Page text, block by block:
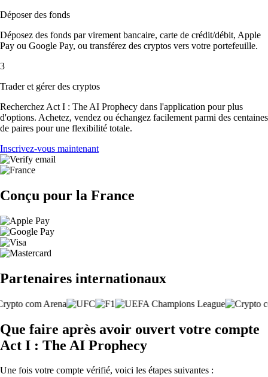
Déposer des fonds
Déposez des fonds par virement bancaire, carte de crédit/débit, Apple
Pay ou Google Pay, ou transférez des cryptos vers votre portefeuille.
3
Trader et gérer des cryptos
Recherchez Act I : The AI Prophecy dans l'application pour plus
d'options. Achetez, vendez ou échangez facilement parmi des centaines
de paires pour une flexibilité totale.
Inscrivez-vous maintenant
Conçu pour la France
Partenaires internationaux
Que faire après avoir ouvert votre compte
Act I : The AI Prophecy
Une fois votre compte vérifié, voici les étapes suivantes :